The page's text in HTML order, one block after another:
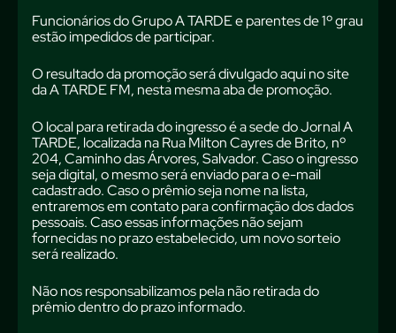
Funcionários do Grupo A TARDE e parentes de 1º grau
estão impedidos de participar.
O resultado da promoção será divulgado aqui no site
da A TARDE FM, nesta mesma aba de promoção.
O local para retirada do ingresso é a sede do Jornal A
TARDE, localizada na Rua Milton Cayres de Brito, nº
204, Caminho das Árvores, Salvador. Caso o ingresso
seja digital, o mesmo será enviado para o e-mail
cadastrado. Caso o prêmio seja nome na lista,
entraremos em contato para confirmação dos dados
pessoais. Caso essas informações não sejam
fornecidas no prazo estabelecido, um novo sorteio
será realizado.
Não nos responsabilizamos pela não retirada do
prêmio dentro do prazo informado.